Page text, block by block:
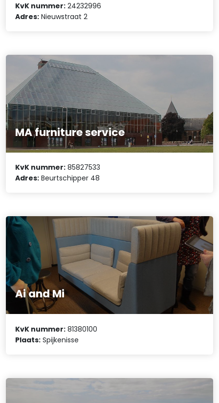
KvK nummer: 24232996
Adres: Nieuwstraat 2
MA furniture service
KvK nummer: 85827533
Adres: Beurtschipper 48
Ai and Mi
KvK nummer: 81380100
Plaats: Spijkenisse